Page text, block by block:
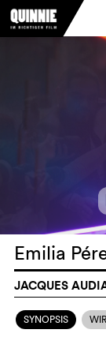
Emilia
JACQUES
SYNOPSIS